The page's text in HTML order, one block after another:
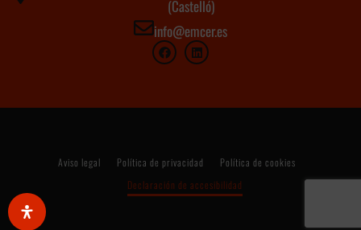
(Castelló)
info@emcer.es
Aviso legal Política de privacidad
Política de cookies
Declaración de accesibilidad